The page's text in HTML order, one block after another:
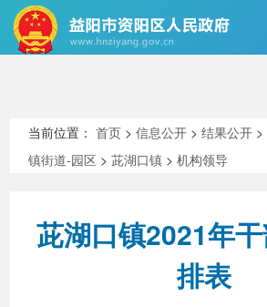
新闻中心
当前位置：首页 >信息公开 >结果公开 >
镇街道-园区 >茈湖口镇 >机构领导
茈湖口镇2021年
排表